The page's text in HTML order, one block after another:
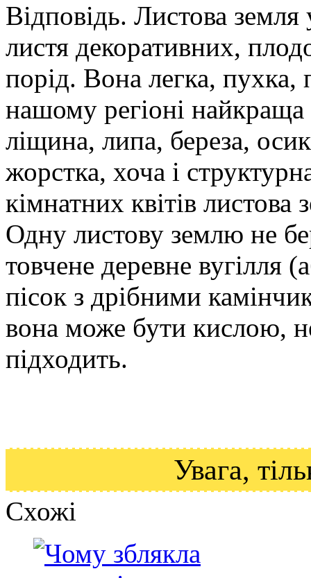
Відповідь. Листова
листя декоративних,
порід. Вона легка,
нашому регіоні найкраща
ліщина, липа, береза,
жорстка, хоча і
кімнатних квітів листова
Одну листову землю не
товчене деревне вугілля
пісок з дрібними
вона може бути кислою,
підходить.
Увага,
Схожі